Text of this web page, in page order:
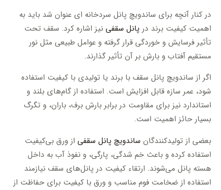
در کنار آنچه برای ساندویچ پانل سردخانه ای عنوان شد باید به
اهمیت کیفیت برند در پانل سقفی نیز اشاره کرد. سقف تحت
تأثیر فرسایش و خوردگی قرار گرفته و عوامل طبیعی مثل نور
مستقیم آفتاب و بارش بر آن تأثیر گذارند.
اگر از ساندویچ پانل سقف با برند یا تولیدی با کیفیت استفاده
شود، عمر سازه قابل افزایش است. استفاده از گام‌های بلند و
استاندارد نیز برای مقاومت در برابر بارش برف، باران، و تگرگ
بسیار حائز اهمیت است.
بعضی از تولیدکنندگان ساندویچ پانل سقفی از ورق بی‌کیفیت
استفاده کرده و باعث خم شدگی، پارگی، و نفوذ آب به داخل
هسته پانل می‌شوند. ارتقاء کیفیت در پانل‌های سقف نیازمند
استفاده از ضخامت فوم مناسب و ورق با کیفیت برای حفاظت از